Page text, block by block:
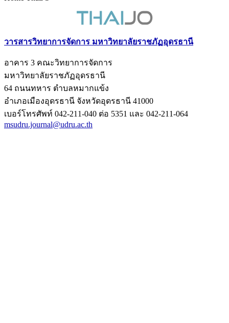
วารสารวิทยาการจัดการ มหาวิทยาลัยราชภัฏอุดรธานี
อาคาร 3 คณะวิทยาการจัดการ
มหาวิทยาลัยราชภัฏอุดรธานี
64 ถนนทหาร ตำบลหมากแข้ง
อำเภอเมืองอุดรธานี จังหวัดอุดรธานี 41000
เบอร์โทรศัพท์ 042-211-040 ต่อ 5351 และ 042-211-064
msudru.journal@udru.ac.th